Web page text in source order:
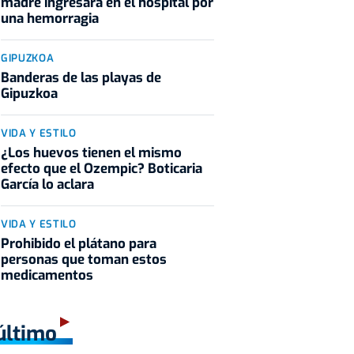
una hemorragia
GIPUZKOA
Banderas de las playas de
Gipuzkoa
VIDA Y ESTILO
¿Los huevos tienen el mismo
efecto que el Ozempic? Boticaria
García lo aclara
VIDA Y ESTILO
Prohibido el plátano para
personas que toman estos
medicamentos